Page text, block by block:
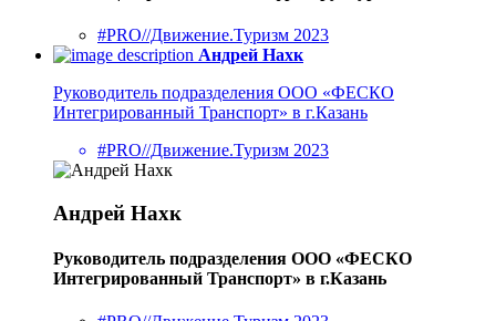
#PRO//Движение.Туризм 2023
Андрей Нахк
Руководитель подразделения ООО «ФЕСКО
Интегрированный Транспорт» в г.Казань
#PRO//Движение.Туризм 2023
Андрей Нахк
Руководитель подразделения ООО «ФЕСКО
Интегрированный Транспорт» в г.Казань